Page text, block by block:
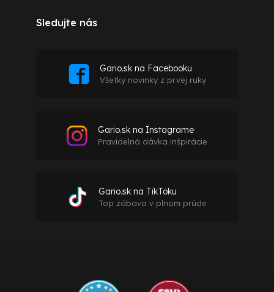
Sledujte nás
Gario.sk na Facebooku
Všetky novinky z prvej ruky
Gario.sk na Instagrame
Pravidelná dávka inšpirácie
Gario.sk na TikToku
Top zábava v plnom prúde